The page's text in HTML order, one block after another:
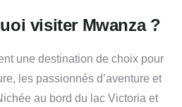
visiter Mwanza ?
une destination de choix pour
les passionnés d’aventure et
au bord du lac Victoria et